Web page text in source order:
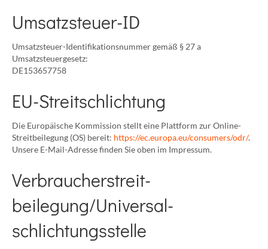
Umsatzsteuer-ID
Umsatzsteuer-Identifikationsnummer gemäß § 27 a
Umsatzsteuergesetz:
DE153657758
EU-Streitschlichtung
Die Europäische Kommission stellt eine Plattform zur Online-
Streitbeilegung (OS) bereit: https://ec.europa.eu/consumers/odr/.
Unsere E-Mail-Adresse finden Sie oben im Impressum.
Verbraucher­streit­
beilegung/Universal­
schlichtungs­stelle